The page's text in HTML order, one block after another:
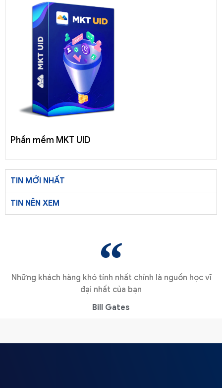
Phần mềm MKT UID
TIN MỚI NHẤT
TIN NÊN XEM
Những khách hàng khó tính nhất chính là nguồn học vĩ
đại nhất của bạn
Bill Gates